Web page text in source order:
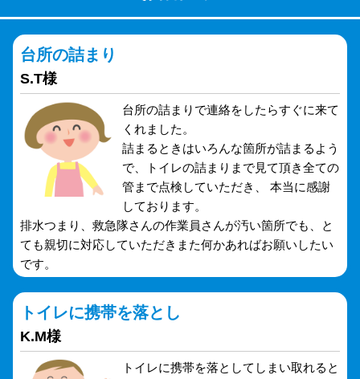
台所の詰まり
S.T様
台所の詰まりで連絡をしたらすぐに来て
くれました。
詰まるときはいろんな箇所が詰まるよう
で、トイレの詰まりまで見て頂き全ての
管まで点検していただき、 本当に感謝
しております。
排水つまり、救急隊さんの作業員さんが汚い箇所でも、と
ても親切に対応していただきまた何かあればお願いしたい
です。
トイレに携帯を落とし
K.M様
トイレに携帯を落としてしまい取れると